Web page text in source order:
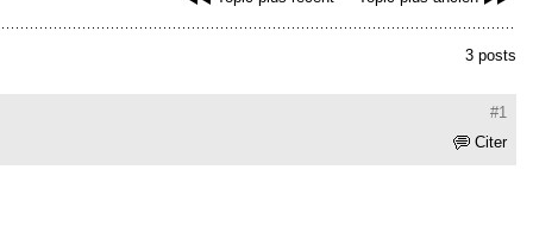
3 posts
#1
Citer